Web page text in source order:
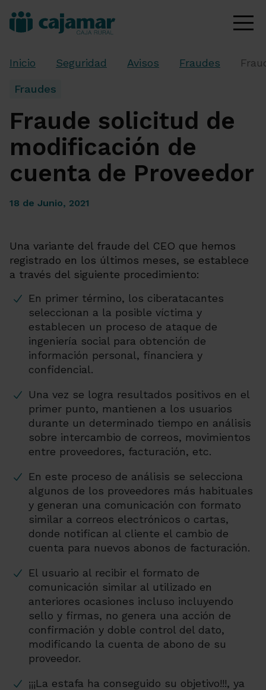
Inicio Seguridad Avisos Fraudes
Fraudes
Fraude solicitud de
modificación de
cuenta de Proveedor
18 de Junio, 2021
Una variante del fraude del CEO que hemos
registrado en los últimos meses, se establece
a través del siguiente procedimiento:
En primer término, los ciberatacantes
seleccionan a la posible víctima y
establecen un proceso de ataque de
ingeniería social para obtención de
información personal, financiera y
confidencial.
Una vez se logra resultados positivos en el
primer punto, mantienen a los usuarios
durante un determinado tiempo en análisis
sobre intercambio de correos, movimientos
entre proveedores, facturación, etc.
En este proceso de análisis se selecciona
algunos de los proveedores más habituales
y generan una comunicación con formato
similar a correos electrónicos o cartas,
donde notifican al cliente el cambio de
cuenta para nuevos abonos de facturación.
El usuario al recibir el formato de
comunicación similar al utilizado en
anteriores ocasiones incluso incluyendo
sello y firmas, no genera una acción de
confirmación y doble control del dato,
modificando la cuenta de abono de su
proveedor.
¡¡¡La estafa ha conseguido su objetivo!!!, ya